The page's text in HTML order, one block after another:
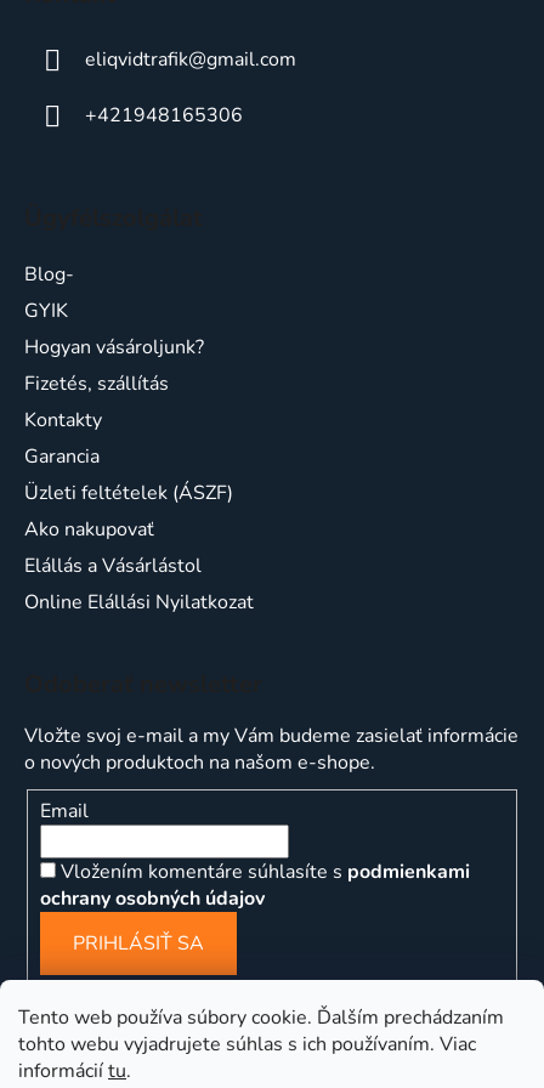
Tento web používa súbory cookie. Ďalším prechádzaním
tohto webu vyjadrujete súhlas s ich používaním. Viac
informáciítu.
eliqvidtrafik@gmail.com
+421948165306
Blog-
GYIK
Hogyan vásároljunk?
Fizetés, szállítás
Kontakty
Garancia
Üzleti feltételek (ÁSZF)
Ako nakupovať
Elállás a Vásárlástol
Online Elállási Nyilatkozat
Vložte svoj e-mail a my Vám budeme zasielať informácie
o nových produktoch na našom e-shope.
Email
Vložením komentáre súhlasíte s podmienkami
ochrany osobných údajov
PRIHLÁSIŤ SA